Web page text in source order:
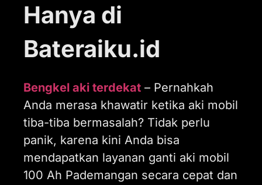
Hanya di
Bateraiku.id
Bengkel aki terdekat – Pernahkah
Anda merasa khawatir ketika aki mobil
tiba-tiba bermasalah? Tidak perlu
panik, karena kini Anda bisa
mendapatkan layanan ganti aki mobil
100 Ah Pademangan secara cepat dan